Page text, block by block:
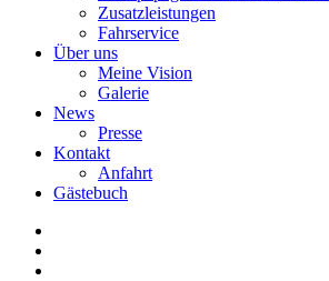
Zusatzleistungen
Fahrservice
Über uns
Meine Vision
Galerie
News
Presse
Kontakt
Anfahrt
Gästebuch